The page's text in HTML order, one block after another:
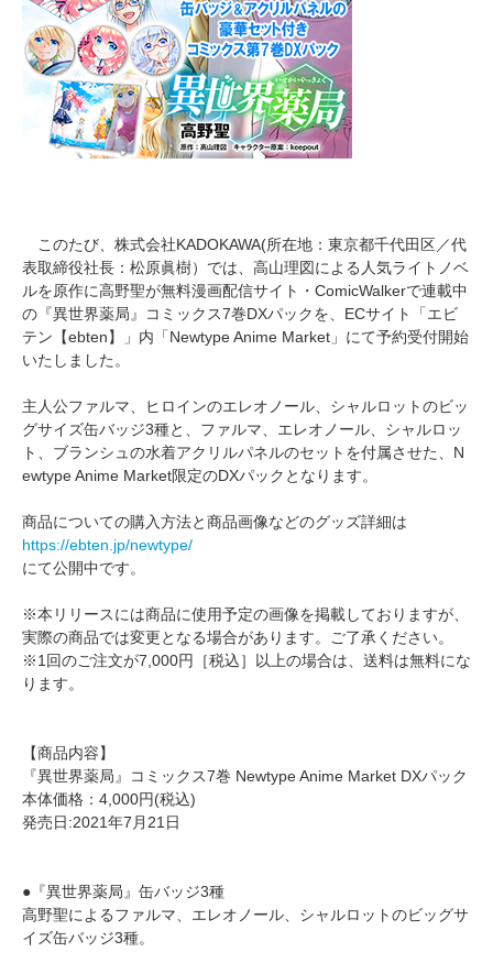
このたび、株式会社KADOKAWA(所在地：東京都千代田区／代
表取締役社長：松原眞樹）では、高山理図による人気ライトノベ
ルを原作に高野聖が無料漫画配信サイト・ComicWalkerで連載中
の『異世界薬局』コミックス7巻DXパックを、ECサイト「エビ
テン【ebten】」内「Newtype Anime Market」にて予約受付開始
いたしました。
主人公ファルマ、ヒロインのエレオノール、シャルロットのビッ
グサイズ缶バッジ3種と、ファルマ、エレオノール、シャルロッ
ト、ブランシュの水着アクリルパネルのセットを付属させた、N
ewtype Anime Market限定のDXパックとなります。
商品についての購入方法と商品画像などのグッズ詳細は
https://ebten.jp/newtype/
にて公開中です。
※本リリースには商品に使用予定の画像を掲載しておりますが、
実際の商品では変更となる場合があります。ご了承ください。
※1回のご注文が7,000円［税込］以上の場合は、送料は無料にな
ります。
【商品内容】
『異世界薬局』コミックス7巻 Newtype Anime Market DXパック
本体価格：4,000円(税込)
発売日:2021年7月21日
●『異世界薬局』缶バッジ3種
高野聖によるファルマ、エレオノール、シャルロットのビッグサ
イズ缶バッジ3種。